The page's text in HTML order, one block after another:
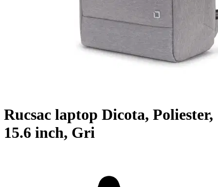
Rucsac laptop Dicota, Poliester,
15.6 inch, Gri